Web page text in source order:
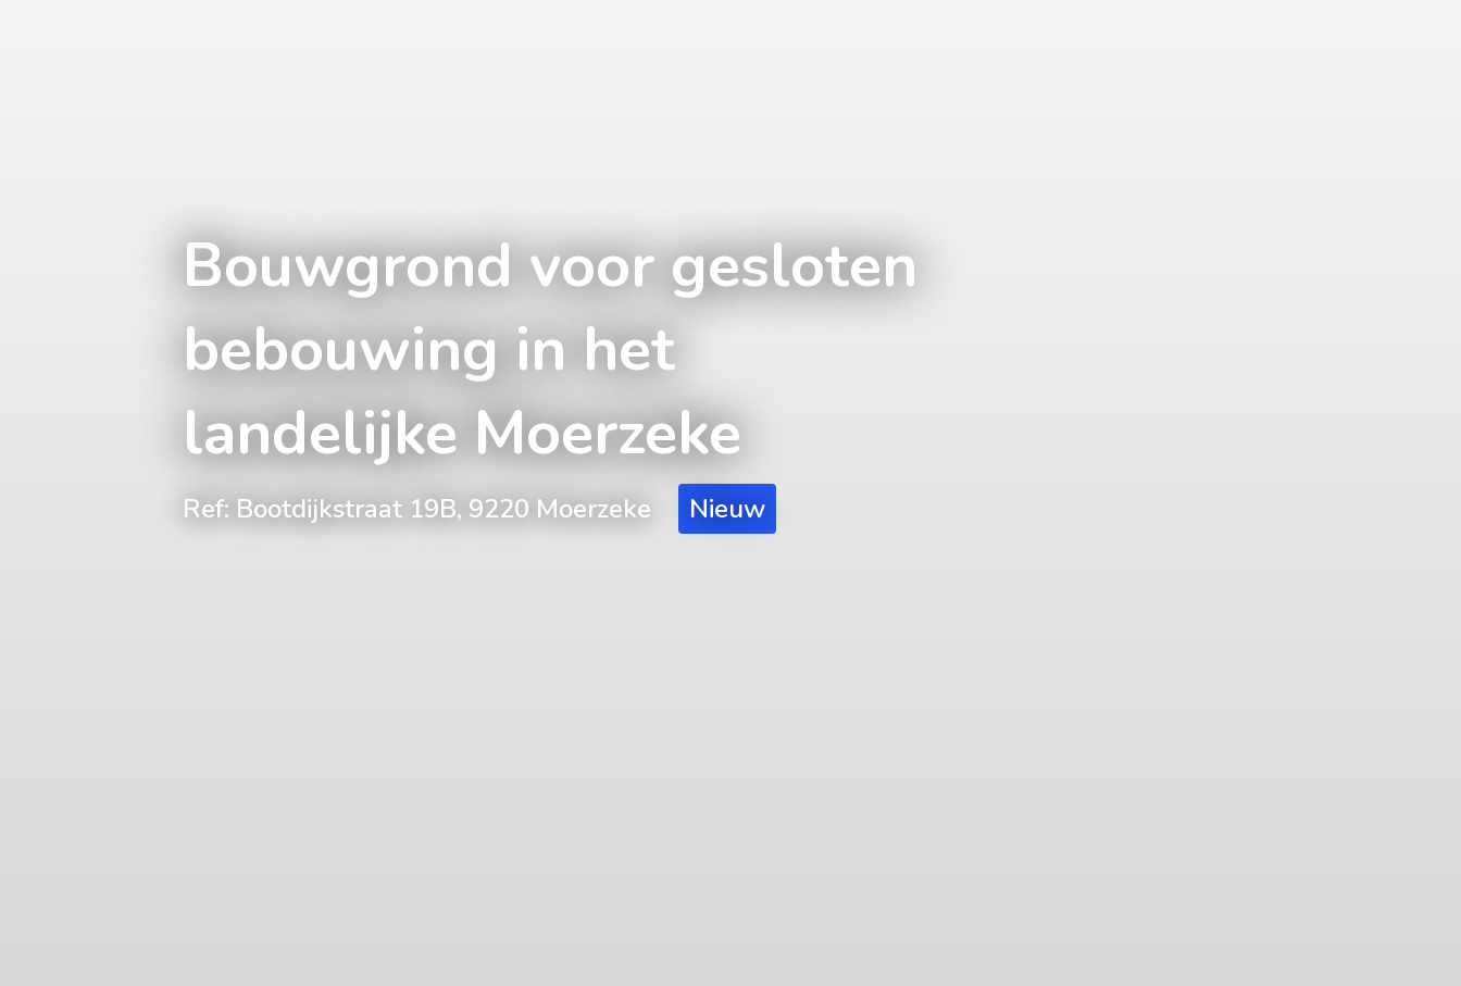
Bouwgrond voor gesloten
bebouwing in het
landelijke Moerzeke
Ref: Bootdijkstraat 19B, 9220 Moerzeke Nieuw